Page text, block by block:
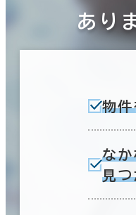
あり
物件
なか
見つ